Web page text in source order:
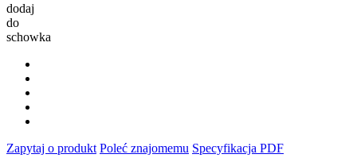
dodaj
do
schowka
Zapytaj o produkt Poleć znajomemu Specyfikacja PDF